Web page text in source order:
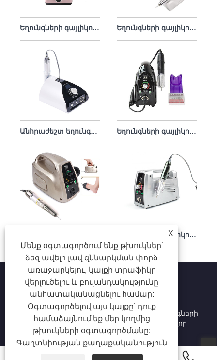
Եղունգների գայլիկոնի հավաքածու Electric Remove Gel Polish 65w 35000rpm Եղունգների գայլիկոնի հավաքածու Electric File Professional 65w 35000rpm
Անհրաժեշտ եղունգների գայլիկոնի հավաքածու Electric 65w 35000rpm Եղունգների գայլիկոնի հավաքածու Electric Remove Dip 65w 35000rpm
Եղունգների գայլիկոն էլեկտրական հեշտ չէ վնասել ձեռքի կտոր 65w 35000 rpm
X
Մենք օգտագործում ենք թխուկներ՝
ձեզ ավելի լավ զննարկման փորձ
առաջարկելու, կայքի տրաֆիկը
վերլուծելու և բովանդակությունը
անհատականացնելու համար:
Օգտագործելով այս կայքը՝ դուք
համաձայնում եք մեր կողմից
թխուկների օգտագործմանը:
Գաղտնիության քաղաքականություն
Հեղինակային իրավունք © 2025 Shenzhen Ruina
Optoelectronic Co., Ltd - Եղունգների լամպ, եղունգների
փորվածք, եղունգների փոշու կոլեկցիոներ. Բոլոր
իրավունքները պաշտպանված են: